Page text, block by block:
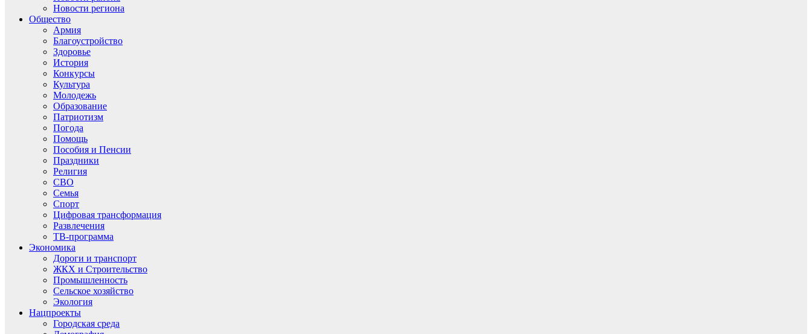
Новости региона
Общество
Армия
Благоустройство
Здоровье
История
Конкурсы
Культура
Молодежь
Образование
Патриотизм
Погода
Помощь
Пособия и Пенсии
Праздники
Религия
СВО
Семья
Спорт
Цифровая трансформация
Развлечения
ТВ-программа
Экономика
Дороги и транспорт
ЖКХ и Строительство
Промышленность
Сельское хозяйство
Экология
Нацпроекты
Городская среда